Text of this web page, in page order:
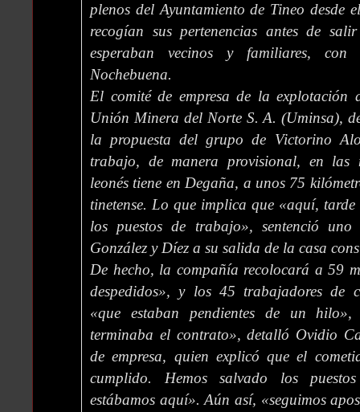
plenos del Ayuntamiento de Tineo desde
recogían sus pertenencias antes de
esperaban vecinos y familiares,
Nochebuena.
El comité de empresa de la explotación
Unión Minera del Norte S. A. (Uminsa),
la propuesta del grupo de Victorino
trabajo, de manera provisional, en las
leonés tiene en Degaña, a unos 75
tinetense. Lo que implica que «aquí,
los puestos de trabajo», sentenció
González y Díez a su salida de la casa
De hecho, la compañía recolocará a 59
despedidos», y los 45 trabajadores de
«que estaban pendientes de un
terminaba el contrato», detalló Ovidio
de empresa, quien explicó que el
cumplido. Hemos salvado los
estábamos aquí». Aún así, «seguimos